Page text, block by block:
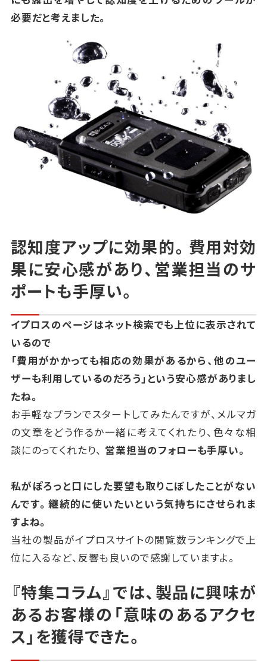
必要だと考えました。
認知度アップに効果的。費用対効
果に安心感があり、営業担当のサ
ポートも手厚い。
イプロスのページはネット検索でも上位に表示されて
いるので
「費用がかかっても相応の効果があるから、他のユー
ザーも利用しているのだろう」という安心感がありまし
たね。
お手軽なプランでスタートしてみたんですが、メルマガ
の文章をどう作るか一緒に考えてくれたり、 色々な相
談にのってくれたり、 営業担当のフォローも手厚い。
私がぽろっと口にした要望も取りこぼしたことがない
んです。継続的に使いたいという気持ちにさせられま
すよね。
当社の製品がイプロスサイトの閲覧数ランキングで上
位に入るなど、反響も良いので感謝していますよ。
『特集コラム』では、製品に興味が
あるお客様の「意味のあるアクセ
ス」を獲得できた。